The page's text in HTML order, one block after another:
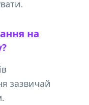
на
зазвичай